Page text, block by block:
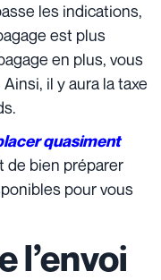
les indications,
est plus
en plus, vous
il y aura la taxe
quasiment
de bien préparer
pour vous
l’envoi